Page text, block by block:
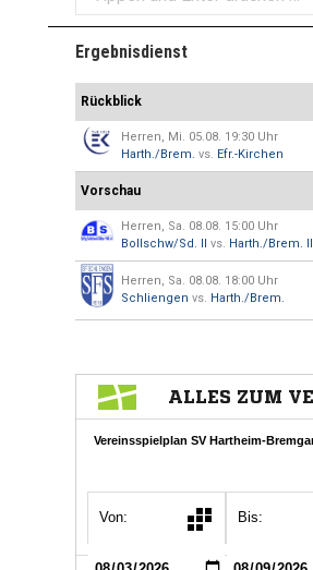
Ergebnisdienst
Rückblick
Herren, Mi. 05.08. 19:30 Uhr
Harth./Brem. vs. Efr.-Kirchen
Vorschau
Herren, Sa. 08.08. 15:00 Uhr
Bollschw/Sd. II vs. Harth./Brem. II
Herren, Sa. 08.08. 18:00 Uhr
Schliengen vs. Harth./Brem.